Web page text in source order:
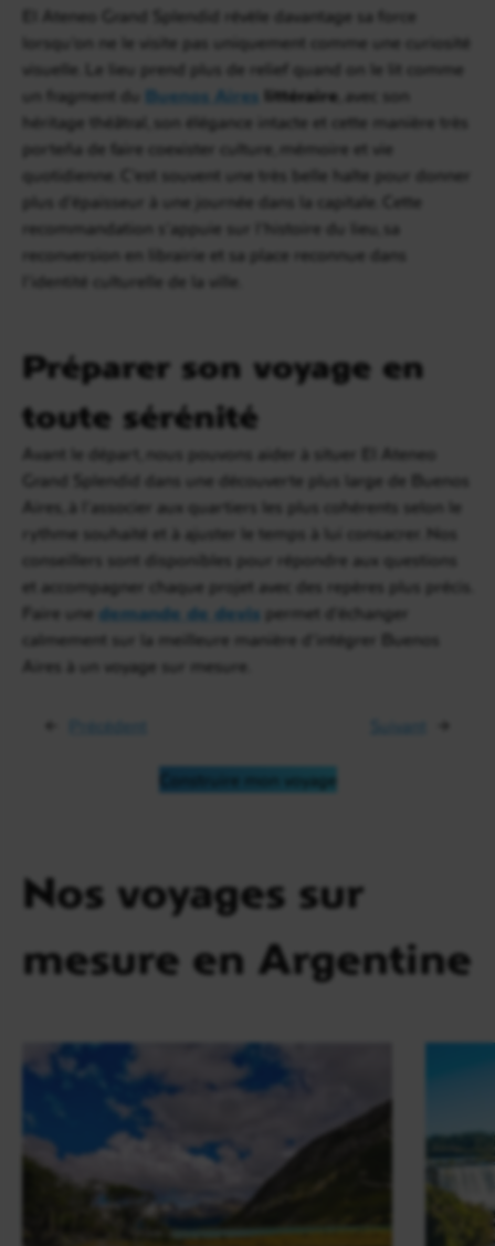
El Ateneo Grand Splendid révèle davantage sa force
lorsqu’on ne le visite pas uniquement comme une curiosité
visuelle. Le lieu prend plus de relief quand on le lit comme
un fragment du Buenos Aires littéraire , avec son
héritage théâtral, son élégance intacte et cette manière très
porteña de faire coexister culture, mémoire et vie
quotidienne. C’est souvent une très belle halte pour donner
plus d’épaisseur à une journée dans la capitale. Cette
recommandation s’appuie sur l’histoire du lieu, sa
reconversion en librairie et sa place reconnue dans
l’identité culturelle de la ville.
Préparer son voyage en
toute sérénité
Avant le départ, nous pouvons aider à situer El Ateneo
Grand Splendid dans une découverte plus large de Buenos
Aires, à l’associer aux quartiers les plus cohérents selon le
rythme souhaité et à ajuster le temps à lui consacrer. Nos
conseillers sont disponibles pour répondre aux questions
et accompagner chaque projet avec des repères plus précis.
Faire une demande de devis permet d’échanger
calmement sur la meilleure manière d’intégrer Buenos
Aires à un voyage sur mesure.
← Suivant →
Construire mon voyage
Nos voyages sur
mesure en Argentine